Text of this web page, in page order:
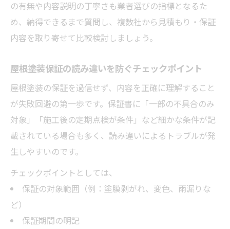
の有無や内容説明の丁寧さも業者選びの指標となるた
め、納得できるまで質問し、複数社から見積もり・保証
内容を取り寄せて比較検討しましょう。
屋根塗装保証の読み違いを防ぐチェックポイント
屋根塗装の保証を過信せず、内容を正確に理解すること
が失敗回避の第一歩です。保証書に「一部の不具合のみ
対象」「施工後の定期点検が条件」など細かな条件が記
載されている場合も多く、読み違いによるトラブルが発
生しやすいのです。
チェックポイントとしては、
保証の対象範囲（例：塗膜剥がれ、変色、雨漏りな
ど）
保証期間の明記